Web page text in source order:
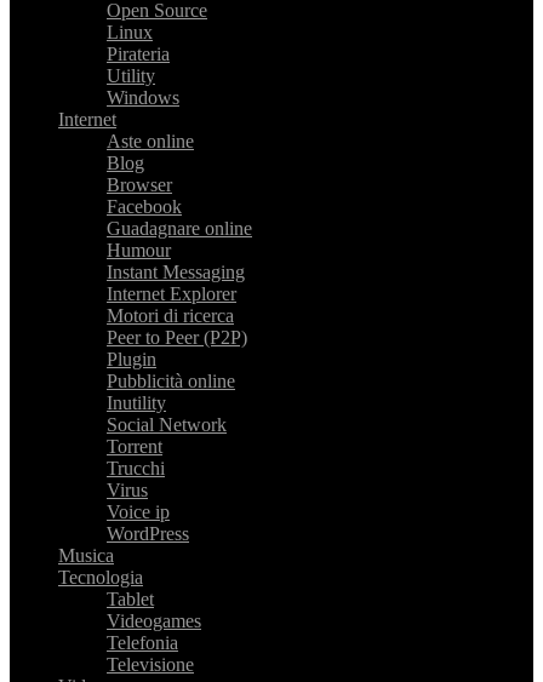
Open Source
Linux
Pirateria
Utility
Windows
Internet
Aste online
Blog
Browser
Facebook
Guadagnare online
Humour
Instant Messaging
Internet Explorer
Motori di ricerca
Peer to Peer (P2P)
Plugin
Pubblicità online
Inutility
Social Network
Torrent
Trucchi
Virus
Voice ip
WordPress
Musica
Tecnologia
Tablet
Videogames
Telefonia
Televisione